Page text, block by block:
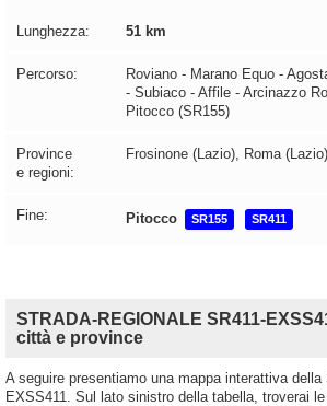
Lunghezza: 51 km
Percorso:
Roviano - Marano Equo -
- Subiaco - Affile - Arcinazzo
Pitocco (SR155)
Province
e regioni:
Frosinone (Lazio), Roma (Lazio)
Fine: Pitocco SR155 SR411
STRADA-REGIONALE SR411-
città e province
A seguire presentiamo una mappa interattiva della
EXSS411. Sul lato sinistro della tabella, troverai